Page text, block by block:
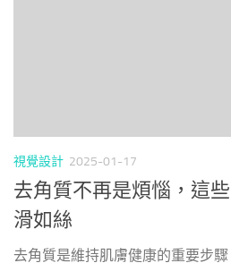
視覺設計 2025-01-17
去角質不再是煩惱，這
滑如絲
去角質是維持肌膚健康的重要步